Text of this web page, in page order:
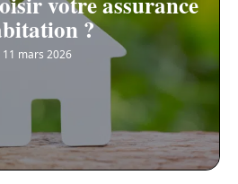
?
11 mars 2026